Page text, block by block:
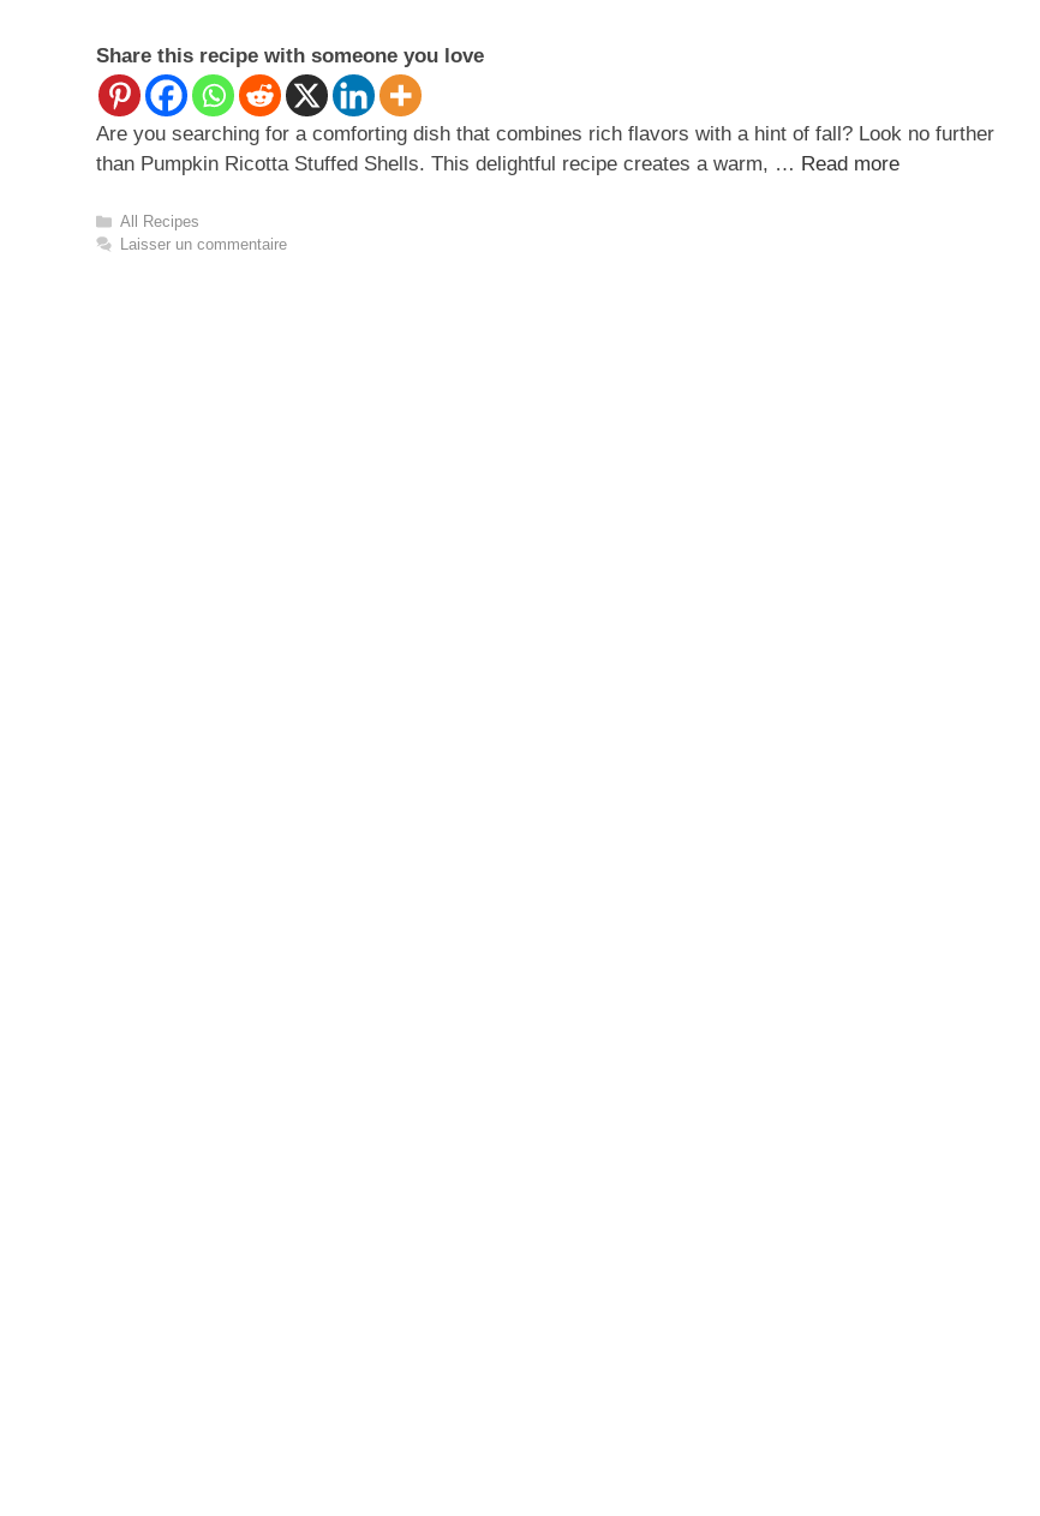
Share this recipe with someone you love
Are you searching for a comforting dish that combines rich flavors with a hint of fall? Look no further
than Pumpkin Ricotta Stuffed Shells. This delightful recipe creates a warm, … Read more
Catégories
All Recipes
Laisser un commentaire